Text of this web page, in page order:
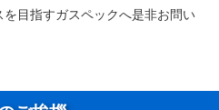
目指すガスペックへ是非お問い